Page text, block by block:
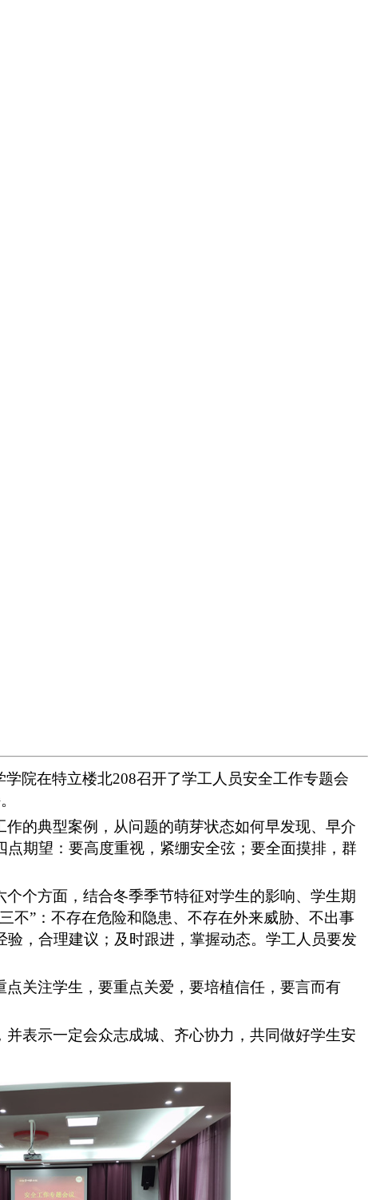
学院在特立楼北208召开了学工人员安全工作专题会
的典型案例，从问题的萌芽状态如何早发现、早介
期望：要高度重视，紧绷安全弦；要全面摸排，群
个方面，结合冬季季节特征对学生的影响、学生期
不”：不存在危险和隐患、不存在外来威胁、不出事
，合理建议；及时跟进，掌握动态。学工人员要发
关注学生，要重点关爱，要培植信任，要言而有
表示一定会众志成城、齐心协力，共同做好学生安